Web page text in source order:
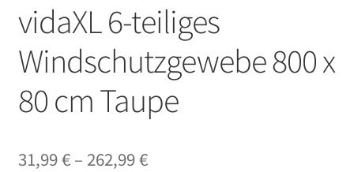
vidaXL 6-teiliges
Windschutzgewebe 800 x
80 cm Taupe
31,99€ – 262,99€Preisspanne: